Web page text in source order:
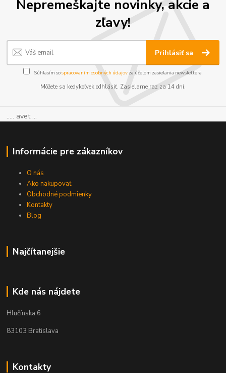
Nepremeškajte novinky, akcie a
zľavy!
Prihlásiť sa
Súhlasím sospracovaním osobných údajov za účelom zasielania newslettera.
Môžete sa kedykoľvek odhlásiť. Zasielame raz za 14 dní.
..... avet ...
Informácie pre zákazníkov
O nás
Ako nakupovať
Obchodné podmienky
Kontakty
Blog
Najčítanejšie
Kde nás nájdete
Hlučínska 6
83103 Bratislava
Kontakty